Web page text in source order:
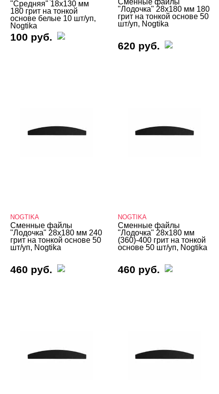
"Средняя" 18х130 мм
180 грит на тонкой
основе белые 10 шт/уп,
Nogtika
100 руб.
Сменные файлы
"Лодочка" 28х180 мм 180
грит на тонкой основе 50
шт/уп, Nogtika
620 руб.
NOGTIKA
Сменные файлы
"Лодочка" 28х180 мм 240
грит на тонкой основе 50
шт/уп, Nogtika
460 руб.
NOGTIKA
Сменные файлы
"Лодочка" 28х180 мм
(360)-400 грит на тонкой
основе 50 шт/уп, Nogtika
460 руб.